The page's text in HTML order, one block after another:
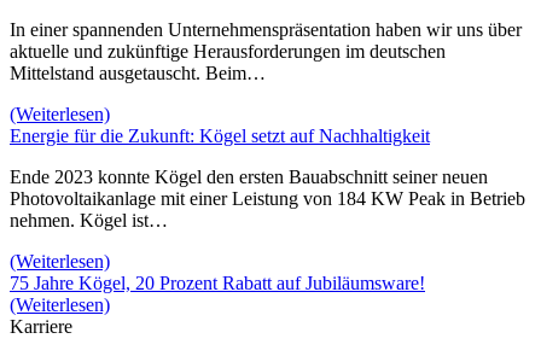
In einer spannenden Unternehmenspräsentation haben wir uns über
aktuelle und zukünftige Herausforderungen im deutschen
Mittelstand ausgetauscht. Beim…
(Weiterlesen)
Energie für die Zukunft: Kögel setzt auf Nachhaltigkeit
Ende 2023 konnte Kögel den ersten Bauabschnitt seiner neuen
Photovoltaikanlage mit einer Leistung von 184 KW Peak in Betrieb
nehmen. Kögel ist…
(Weiterlesen)
75 Jahre Kögel, 20 Prozent Rabatt auf Jubiläumsware!
(Weiterlesen)
Karriere